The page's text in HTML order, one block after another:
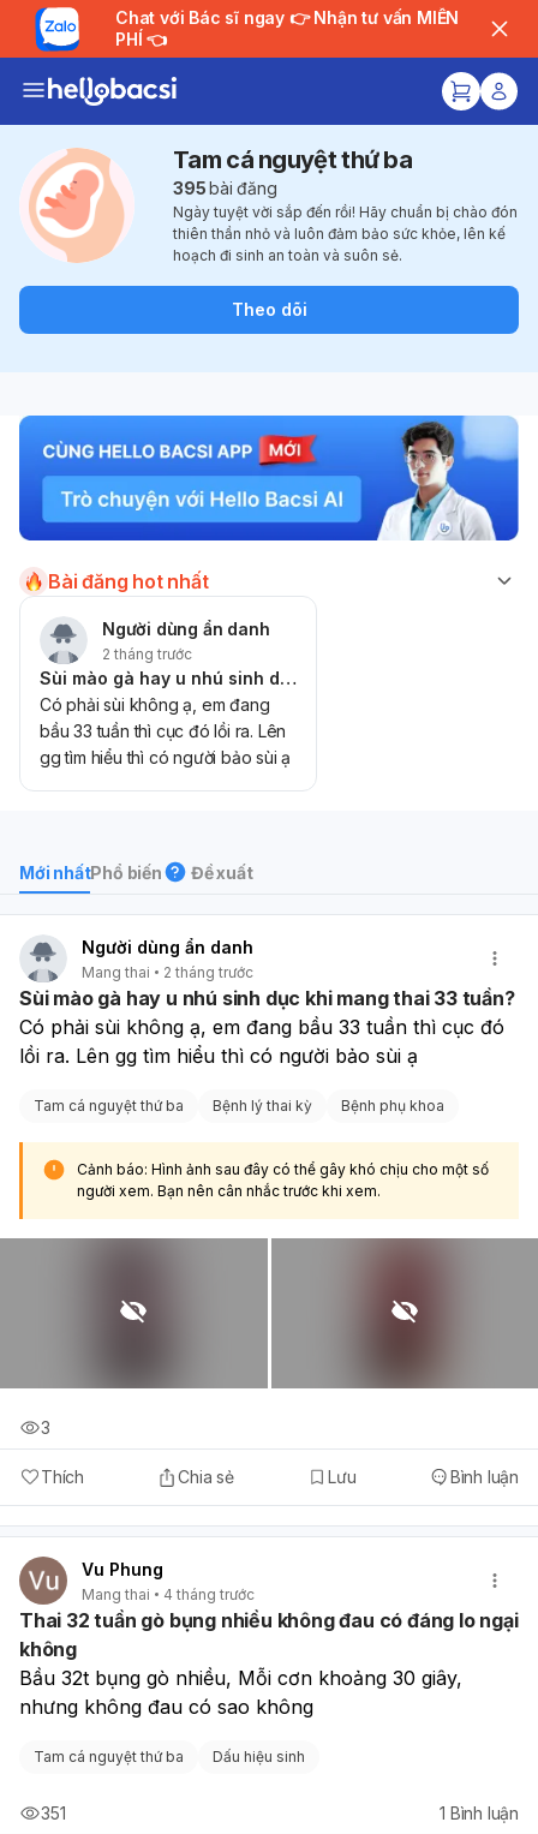
Chat với Bác sĩ ngay 👉 Nhận tư vấn MIỄN
PHÍ 👈
Tam cá nguyệt thứ ba
395bài đăng
Ngày tuyệt vời sắp đến rồi! Hãy chuẩn bị chào đón
thiên thần nhỏ và luôn đảm bảo sức khỏe, lên kế
hoạch đi sinh an toàn và suôn sẻ.
Theo dõi
Bài đăng hot nhất
Người dùng ẩn danh
2 tháng trước
Sùi mào gà hay u nhú sinh dục khi mang thai 33 tuần?
Có phải sùi không ạ, em đang
bầu 33 tuần thì cục đó lồi ra. Lên
gg tìm hiểu thì có người bảo sùi ạ
Mới nhấtPhổ biến Đề xuất
Người dùng ẩn danh
Mang thai 2 tháng trước
Sùi mào gà hay u nhú sinh dục khi mang thai 33 tuần?
Có phải sùi không ạ, em đang bầu 33 tuần thì cục đó
lồi ra. Lên gg tìm hiểu thì có người bảo sùi ạ
Tam cá nguyệt thứ ba Bệnh lý thai kỳ Bệnh phụ khoa
Cảnh báo: Hình ảnh sau đây có thể gây khó chịu cho một số
người xem. Bạn nên cân nhắc trước khi xem.
Thích Chia sẻ Lưu Bình luận
3
Vu Phung
Mang thai 4 tháng trước
Thai 32 tuần gò bụng nhiều không đau có đáng lo ngại
không
Bầu 32t bụng gò nhiều, Mỗi cơn khoảng 30 giây,
nhưng không đau có sao không
Tam cá nguyệt thứ ba Dấu hiệu sinh
351 1 Bình luận